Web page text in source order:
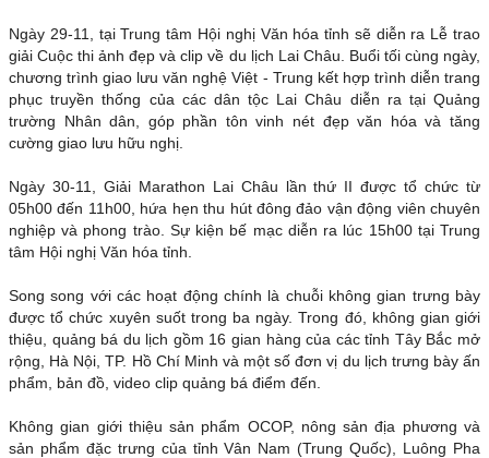
Ngày 29-11, tại Trung tâm Hội nghị Văn hóa tỉnh sẽ diễn ra Lễ trao
giải Cuộc thi ảnh đẹp và clip về du lịch Lai Châu. Buổi tối cùng ngày,
chương trình giao lưu văn nghệ Việt - Trung kết hợp trình diễn trang
phục truyền thống của các dân tộc Lai Châu diễn ra tại Quảng
trường Nhân dân, góp phần tôn vinh nét đẹp văn hóa và tăng
cường giao lưu hữu nghị.
Ngày 30-11, Giải Marathon Lai Châu lần thứ II được tổ chức từ
05h00 đến 11h00, hứa hẹn thu hút đông đảo vận động viên chuyên
nghiệp và phong trào. Sự kiện bế mạc diễn ra lúc 15h00 tại Trung
tâm Hội nghị Văn hóa tỉnh.
Song song với các hoạt động chính là chuỗi không gian trưng bày
được tổ chức xuyên suốt trong ba ngày. Trong đó, không gian giới
thiệu, quảng bá du lịch gồm 16 gian hàng của các tỉnh Tây Bắc mở
rộng, Hà Nội, TP. Hồ Chí Minh và một số đơn vị du lịch trưng bày ấn
phẩm, bản đồ, video clip quảng bá điểm đến.
Không gian giới thiệu sản phẩm OCOP, nông sản địa phương và
sản phẩm đặc trưng của tỉnh Vân Nam (Trung Quốc), Luông Pha